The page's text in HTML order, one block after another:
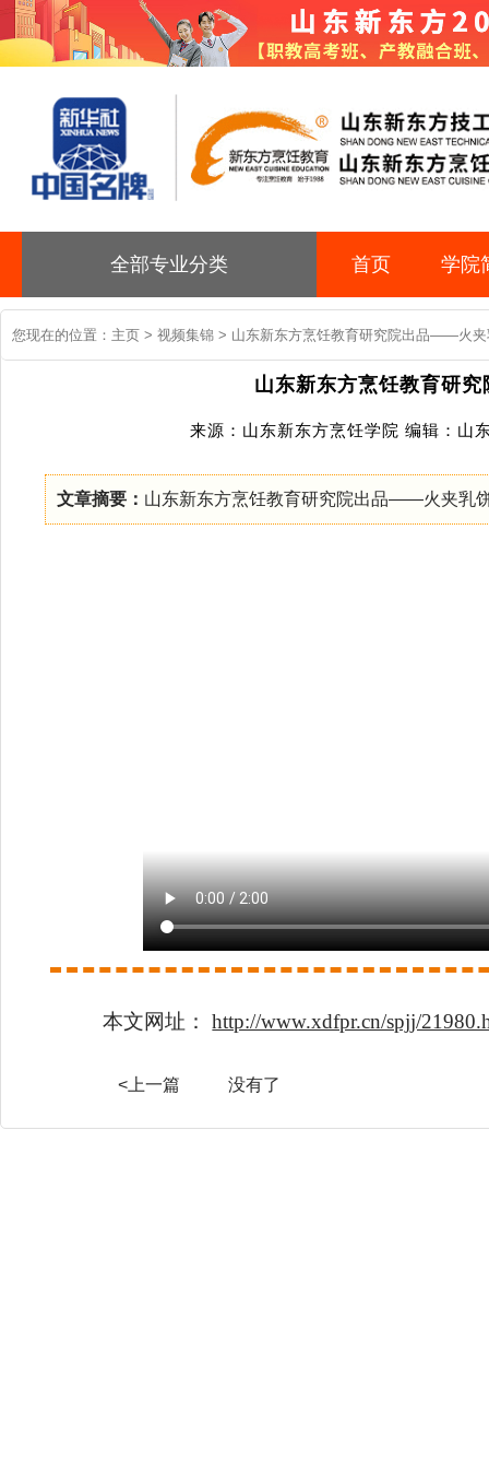
全部专业分类 首页 学院
您现在的位置： 主页 > 视频集锦 > 山东新东方烹饪教育研究院出品——火夹
山东新东方烹饪教育研
来源：山东新东方烹饪学院 编辑：山
文章摘要： 山东新东方烹饪教育研究院出品——火夹乳饼
本文网址： http://www.xdfpr.cn/spjj/
<上一篇 没有了